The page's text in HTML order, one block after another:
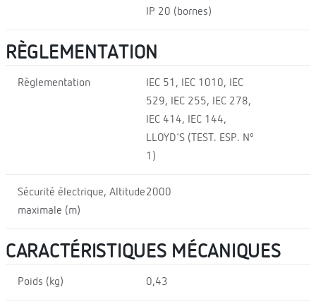
IP 20 (bornes)
RÈGLEMENTATION
Règlementation
IEC 51, IEC 1010, IEC
529, IEC 255, IEC 278,
IEC 414, IEC 144,
LLOYD'S (TEST. ESP. Nº
1)
Sécurité électrique, Altitude
maximale (m)
2000
CARACTÉRISTIQUES MÉCANIQUES
Poids (kg) 0,43